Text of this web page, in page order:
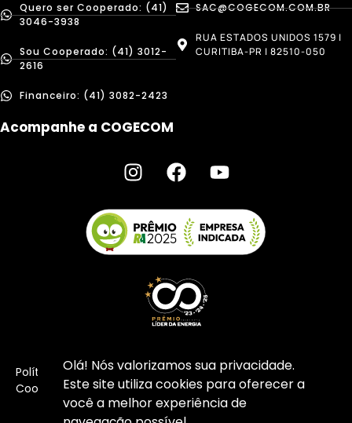
Quero ser Cooperado: (41)
3046-3938
Sou Cooperado: (41) 3012-
2616
Financeiro: (41) 3082-2423
SAC@COGECOM.COM.BR
RUA ESTADOS UNIDOS 1579 |
CURITIBA-PR | 82510-050
Acompanhe a COGECOM
Política de Privacidade I Copyright © 2026COGECOM –
Cooperativa de Energia
Olá! Nós valorizamos sua privacidade.
Este site utiliza cookies para oferecer a
você a melhor experiência de